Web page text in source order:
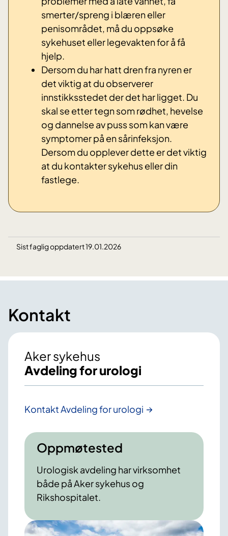
smerter/spreng i blæren eller
penisområdet, må du oppsøke
sykehuset eller legevakten for å få
hjelp.
Dersom du har hatt dren fra nyren er
det viktig at du observerer
innstikksstedet der det har ligget. Du
skal se etter tegn som rødhet, hevelse
og dannelse av puss som kan være
symptomer på en sårinfeksjon.
Dersom du opplever dette er det viktig
at du kontakter sykehus eller din
fastlege.
Sist faglig oppdatert 19.01.2026
Kontakt
Aker sykehus
Avdeling for urologi
Kontakt Avdeling for urologi
Oppmøtested
Urologisk avdeling har virksomhet
både på Aker sykehus og
Rikshospitalet.